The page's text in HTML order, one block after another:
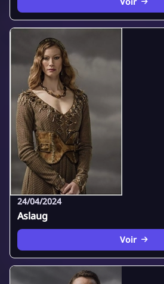
24/04/2024
Aslaug
Voir